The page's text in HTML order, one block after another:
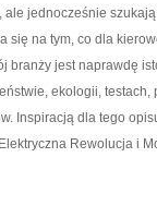
ale jednocześnie
się na tym, co dla
branży jest naprawdę
ekologii,
Inspiracją dla tego
Rewolucja i